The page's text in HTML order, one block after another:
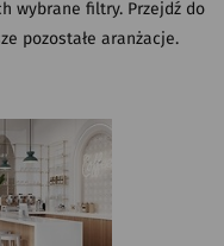
wybrane filtry. Przejdź do
pozostałe aranżacje.